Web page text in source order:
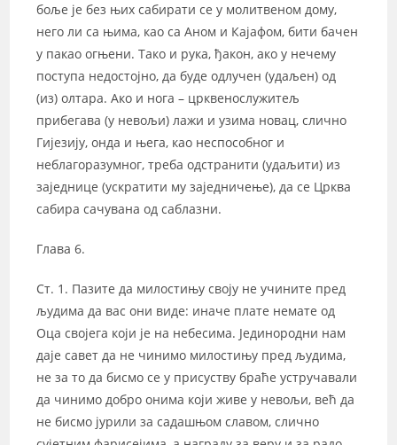
боље је без њих сабирати се у молитвеном дому,
него ли са њима, као са Аном и Кајафом, бити бачен
у пакао огњени. Тако и рука, ђакон, ако у нечему
поступа недостојно, да буде одлучен (удаљен) од
(из) олтара. Ако и нога – црквенослужитељ
прибегава (у невољи) лажи и узима новац, слично
Гијезију, онда и њега, као неспособног и
неблагоразумног, треба одстранити (удаљити) из
заједнице (ускратити му заједничење), да се Црква
сабира сачувана од саблазни.
Глава 6.
Ст. 1. Пазите да милостињу своју не учините пред
људима да вас они виде: иначе плате немате од
Оца својега који је на небесима. Јединородни нам
даје савет да не чинимо милостињу пред људима,
не за то да бисмо се у присуству браће устручавали
да чинимо добро онима који живе у невољи, већ да
не бисмо јурили за садашњом славом, слично